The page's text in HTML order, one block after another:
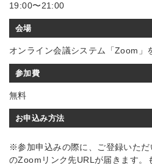
19:00〜21:00
会場
オンライン会議システム「Zoom」
参加費
無料
お申込み方法
※参加申込みの際に、ご登録いただ
のZoomリンク先URLが届きます。